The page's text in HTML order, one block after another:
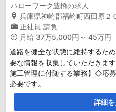
ハローワーク豊橋の求人
兵庫県神崎郡福崎町西田原２
正社員 請負
月給 37万5,000円～ 45万円
道路を健全な状態に維持するた
要な情報を収集していただきま
施工管理に付随する業務】◇応
必要です。
詳細